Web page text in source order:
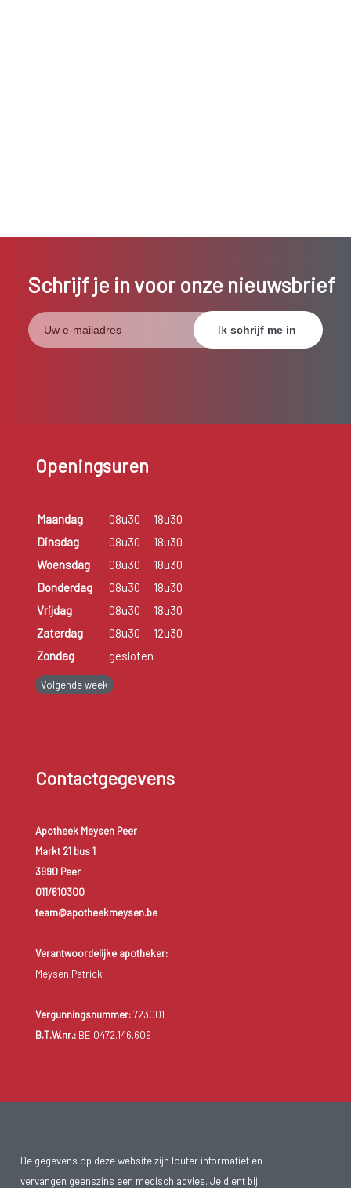
Schrijf je in voor onze nieuwsbrief
Openingsuren
Maandag 08u30
18u30
Dinsdag
08u30
18u30
Woensdag
08u30
18u30
Donderdag
08u30
18u30
Vrijdag
08u30
18u30
Zaterdag
08u30
12u30
Zondag
gesloten
Volgende week
Contactgegevens
Apotheek Meysen Peer
Markt 21 bus 1
3990 Peer
011/610300
team@apotheekmeysen.be
Verantwoordelijke apotheker:
Meysen Patrick
Vergunningsnummer:723001
B.T.W.nr.:BE 0472.146.609
De gegevens op deze website zijn louter informatief en
vervangen geenszins een medisch advies. Je dient bij